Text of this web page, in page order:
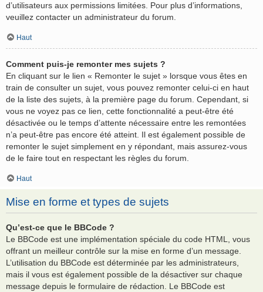
d’utilisateurs aux permissions limitées. Pour plus d’informations,
veuillez contacter un administrateur du forum.
Haut
Comment puis-je remonter mes sujets ?
En cliquant sur le lien « Remonter le sujet » lorsque vous êtes en
train de consulter un sujet, vous pouvez remonter celui-ci en haut
de la liste des sujets, à la première page du forum. Cependant, si
vous ne voyez pas ce lien, cette fonctionnalité a peut-être été
désactivée ou le temps d’attente nécessaire entre les remontées
n’a peut-être pas encore été atteint. Il est également possible de
remonter le sujet simplement en y répondant, mais assurez-vous
de le faire tout en respectant les règles du forum.
Haut
Mise en forme et types de sujets
Qu’est-ce que le BBCode ?
Le BBCode est une implémentation spéciale du code HTML, vous
offrant un meilleur contrôle sur la mise en forme d’un message.
L’utilisation du BBCode est déterminée par les administrateurs,
mais il vous est également possible de la désactiver sur chaque
message depuis le formulaire de rédaction. Le BBCode est